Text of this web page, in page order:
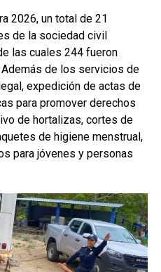
2026, un total de 21
de la sociedad civil
las cuales 244 fueron
de los servicios de
expedición de actas de
para promover derechos
de hortalizas, cortes de
de higiene menstrual,
para jóvenes y personas